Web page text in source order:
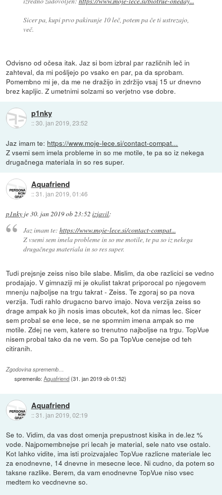
Sicer pa, kupi prvo pakiranje 10 leč, potem pa če ti ustrezajo,
več.
Odvisno od očesa itak. Jaz si bom izbral par različnih leč in
zahteval, da mi pošljejo po vsako en par, pa da sprobam.
Pomembno mi je, da me ne dražijo in zdržijo vsaj 15 ur dnevno
brez kapljic. Z umetnimi solzami so verjetno vse dobre.
p1nky
::30. jan 2019, 23:52
Jaz imam te: https://www.moje-lece.si/contact-compat...
Z vsemi sem imela probleme in so me motile, te pa so iz nekega
drugačnega materiala in so res super.
Aquafriend
::31. jan 2019, 01:46
p1nky je30. jan 2019 ob 23:52 izjavil:
Jaz imam te: https://www.moje-lece.si/contact-compat...
Z vsemi sem imela probleme in so me motile, te pa so iz nekega
drugačnega materiala in so res super.
Tudi prejsnje zeiss niso bile slabe. Mislim, da obe razlicici se vedno
prodajajo. V gimnaziji mi je okulist takrat priporocal po njegovem
mnenju najboljse na trgu takrat - Zeiss. Te zgoraj so pa nova
verzija. Tudi rahlo drugacno barvo imajo. Nova verzija zeiss so
drage ampak ko jih nosis imas obcutek, kot da nimas lec. Sicer
sem probal se ene lece, se ne spomnim imena ampak so me
motile. Zdej ne vem, katere so trenutno najboljse na trgu. TopVue
nisem probal tako da ne vem. So pa TopVue cenejse od teh
citiranih.
Zgodovina sprememb…
spremenilo:Aquafriend(31. jan 2019 ob 01:52)
Aquafriend
::31. jan 2019, 02:19
Se to. Vidim, da vas dost omenja prepustnost kisika in de.lez %
vode. Najpomembnejse pri lecah je material, sele nato vse ostalo.
Kot lahko vidite, ima isti proizvajalec TopVue razlicne materiale lec
za enodnevne, 14 dnevne in mesecne lece. Ni cudno, da potem so
taksne razlike. Berem, da vam enodnevne TopVue niso vsec
medtem ko vecdnevne so.